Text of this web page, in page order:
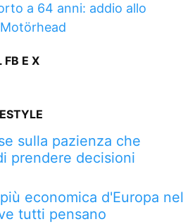
a 64 anni: addio allo
FB E X
sulla pazienza che
prendere decisioni
economica d'Europa nel
tutti pensano